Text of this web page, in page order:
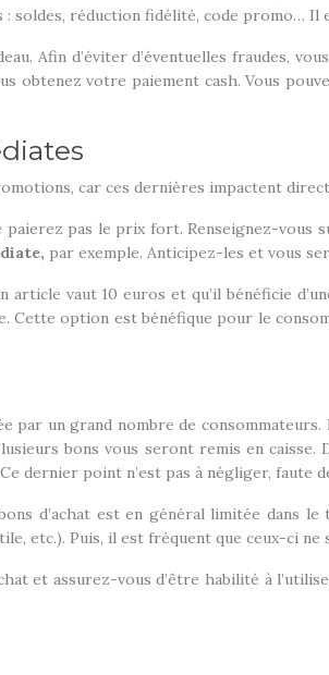
soldes, réduction fidélité, code promo… Il
Afin d’éviter d’éventuelles fraudes,
obtenez votre paiement cash. Vous
car ces dernières impactent
pas le prix fort. Renseignez-
par exemple. Anticipez-les et vous
vaut 10 euros et qu’il bénéficie
option est bénéfique pour le
un grand nombre de consommateurs.
bons vous seront remis en
dernier point n’est pas à négliger, faute
d’achat est en général limitée dans
etc.). Puis, il est fréquent que ceux-ci ne
et assurez-vous d’être habilité à